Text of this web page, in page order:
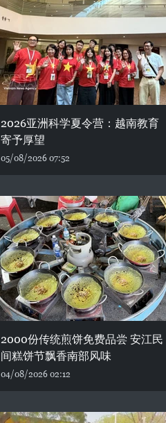
2026亚洲科学夏令营：越南教育
寄予厚望
05/08/2026 07:52
2000份传统煎饼免费品尝 安江民
间糕饼节飘香南部风味
04/08/2026 02:12